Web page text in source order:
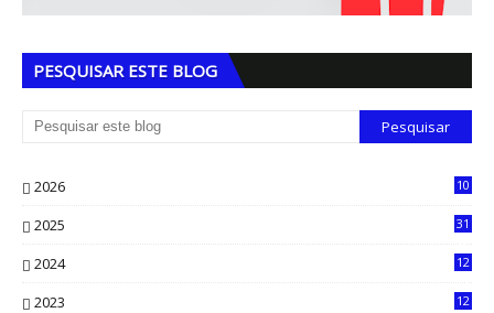
PESQUISAR ESTE BLOG
2026
10
2025
31
2024
12
2023
12